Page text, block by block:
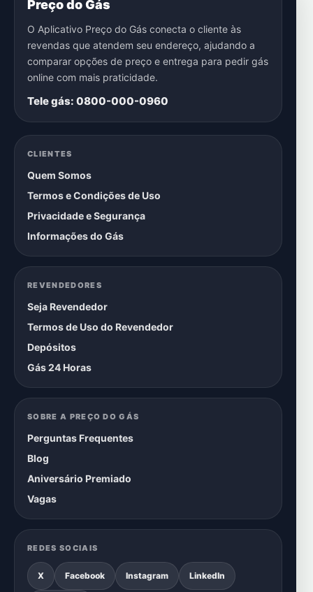
Preço do Gás
O Aplicativo Preço do Gás conecta o cliente às
revendas que atendem seu endereço, ajudando a
comparar opções de preço e entrega para pedir gás
online com mais praticidade.
Tele gás: 0800-000-0960
CLIENTES
Quem Somos
Termos e Condições de Uso
Privacidade e Segurança
Informações do Gás
REVENDEDORES
Seja Revendedor
Termos de Uso do Revendedor
Depósitos
Gás 24 Horas
SOBRE A PREÇO DO GÁS
Perguntas Frequentes
Blog
Aniversário Premiado
Vagas
REDES SOCIAIS
X Facebook Instagram LinkedIn